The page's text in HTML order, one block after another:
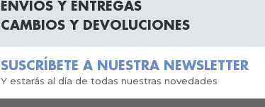
ENVÍOS Y ENTREGAS
CAMBIOS Y DEVOLUCIONES
SUSCRÍBETE A NUESTRA NEWSLETTER
Y estarás al día de todas nuestras novedades